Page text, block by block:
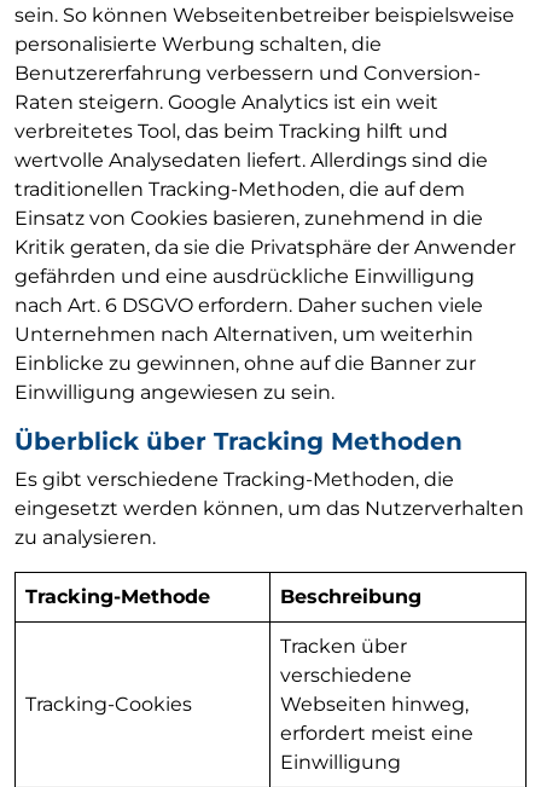
sein. So können Webseitenbetreiber beispielsweise
personalisierte Werbung schalten, die
Benutzererfahrung verbessern und Conversion-
Raten steigern. Google Analytics ist ein weit
verbreitetes Tool, das beim Tracking hilft und
wertvolle Analysedaten liefert. Allerdings sind die
traditionellen Tracking-Methoden, die auf dem
Einsatz von Cookies basieren, zunehmend in die
Kritik geraten, da sie die Privatsphäre der Anwender
gefährden und eine ausdrückliche Einwilligung
nach Art. 6 DSGVO erfordern. Daher suchen viele
Unternehmen nach Alternativen, um weiterhin
Einblicke zu gewinnen, ohne auf die Banner zur
Einwilligung angewiesen zu sein.
Überblick über Tracking Methoden
Es gibt verschiedene Tracking-Methoden, die
eingesetzt werden können, um das Nutzerverhalten
zu analysieren.
Tracking-Methode Beschreibung
Tracking-Cookies
Tracken über
verschiedene
Webseiten hinweg,
erfordert meist eine
Einwilligung